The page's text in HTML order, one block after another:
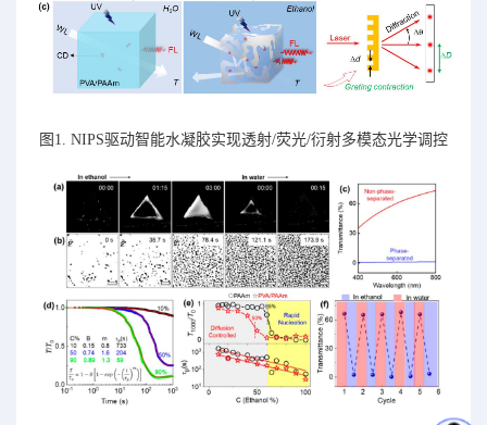
图1. NIPS驱动智能水凝胶实现透射/荧光/衍射多模态光学调控